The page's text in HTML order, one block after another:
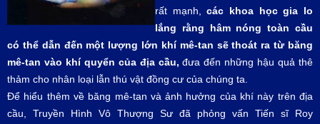
rất mạnh,các khoa học gia lo
lắng rằng hâm nóng toàn cầu
có thể dẫn đến một lượng lớn khí mê-tan sẽ thoát ra từ băng
mê-tan vào khí quyển của địa cầu, đưa đến những hậu quả thê
thảm cho nhân loại lẫn thú vật đồng cư của chúng ta.
Để hiểu thêm về băng mê-tan và ảnh hưởng của khí này trên địa
cầu, Truyền Hình Vô Thượng Sư đã phỏng vấn Tiến sĩ Roy